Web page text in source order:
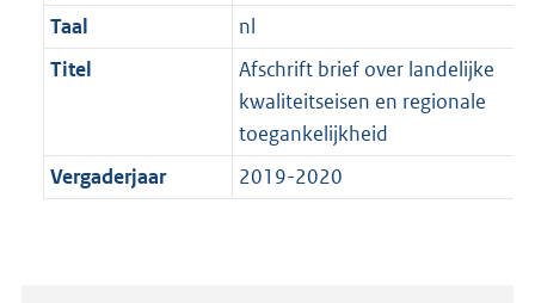
Taal
nl
Titel
Afschrift brief over landelijke
kwaliteitseisen en regionale
toegankelijkheid
Vergaderjaar
2019-2020